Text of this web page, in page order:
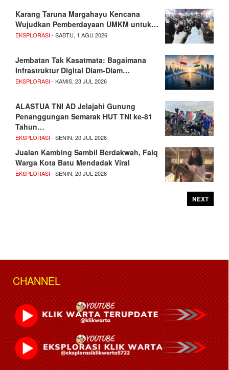
Karang Taruna Margahayu Kencana
Wujudkan Pemberdayaan UMKM untuk…
EKSPLORASI- SABTU, 1 AGU 2026
Jembatan Tak Kasatmata: Bagaimana
Infrastruktur Digital Diam-Diam…
EKSPLORASI- KAMIS, 23 JUL 2026
ALASTUA TNI AD Jelajahi Gunung
Penanggungan Semarak HUT TNI ke-81
Tahun…
EKSPLORASI- SENIN, 20 JUL 2026
Jualan Kambing Sambil Berdakwah, Faiq
Warga Kota Batu Mendadak Viral
EKSPLORASI- SENIN, 20 JUL 2026
NEXT
CHANNEL